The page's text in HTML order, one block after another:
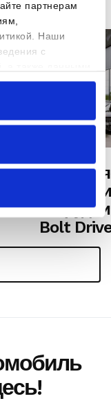
партнерам
Наши
с
вами их
Bolt